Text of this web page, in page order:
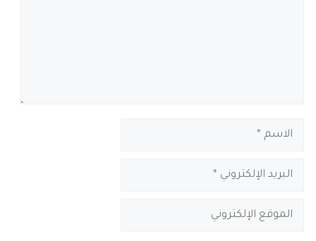
الاسم
البريد
الموقع
الإلكتروني